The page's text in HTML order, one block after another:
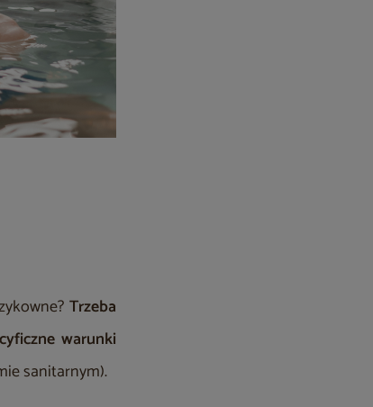
Trzeba
warunki
sanitarnym).